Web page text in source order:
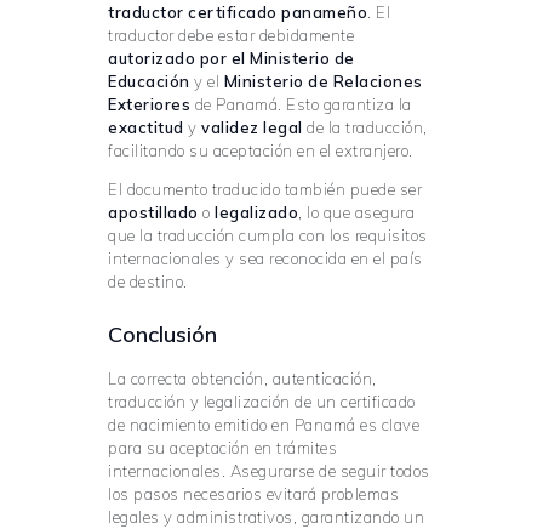
traductor certificado panameño . El
traductor debe estar debidamente
autorizado por el Ministerio de
Educación y el Ministerio de Relaciones
Exteriores de Panamá. Esto garantiza la
exactitud y validez legal de la traducción,
facilitando su aceptación en el extranjero.
El documento traducido también puede ser
apostillado o legalizado , lo que asegura
que la traducción cumpla con los requisitos
internacionales y sea reconocida en el país
de destino.
Conclusión
La correcta obtención, autenticación,
traducción y legalización de un certificado
de nacimiento emitido en Panamá es clave
para su aceptación en trámites
internacionales. Asegurarse de seguir todos
los pasos necesarios evitará problemas
legales y administrativos, garantizando un